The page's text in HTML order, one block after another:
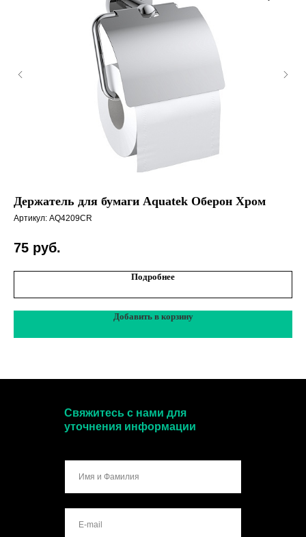
Держатель для бумаги Aquatek Оберон Хром
Артикул: AQ4209CR
75 руб.
Подробнее
Добавить в корзину
Свяжитесь с нами для
уточнения информации